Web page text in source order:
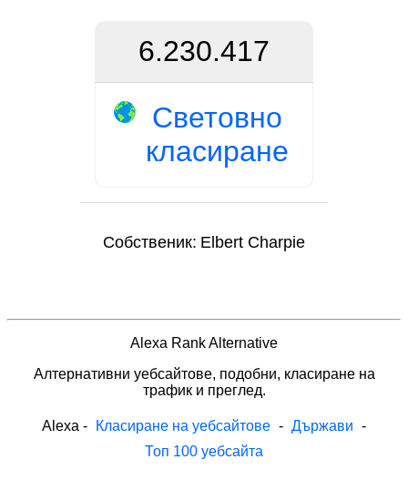
6.230.417
Световно
класиране
Собственик: Elbert Charpie
Alexa Rank Alternative
Алтернативни уебсайтове, подобни, класиране на
трафик и преглед.
Alexa - Класиране на уебсайтове - Държави -
Топ 100 уебсайта